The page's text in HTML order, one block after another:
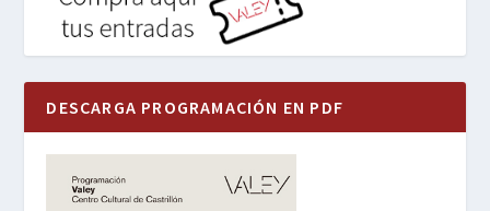
DESCARGA PROGRAMACIÓN EN PDF